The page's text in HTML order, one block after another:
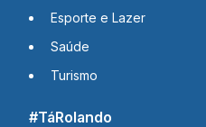
Esporte e Lazer
Saúde
Turismo
#TáRolando